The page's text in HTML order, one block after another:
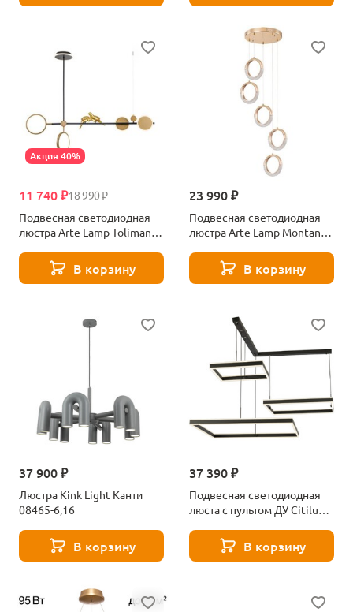
Акция 40%
18 990 ₽
11 740 ₽
Подвесная светодиодная
люстра Arte Lamp Toliman
В корзину
23 990 ₽
Подвесная светодиодная
люстра Arte Lamp Montana
В корзину
37 900 ₽
Люстра Kink Light Канти
08465-6,16
В корзину
37 390 ₽
Подвесная светодиодная
люста с пультом ДУ Citilux
В корзину